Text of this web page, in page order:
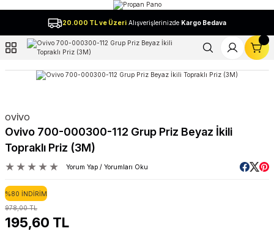
20.000 TL ve Üzeri Alışverişlerinizde Kargo Bedava
OVİVO
Ovivo 700-000300-112 Grup Priz Beyaz İkili
Topraklı Priz (3M)
Yorum Yap / Yorumları Oku
%80 İNDİRİM
978,00 TL
195,60 TL